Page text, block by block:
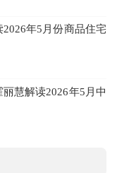
年5月份商品住宅
慧解读2026年5月中